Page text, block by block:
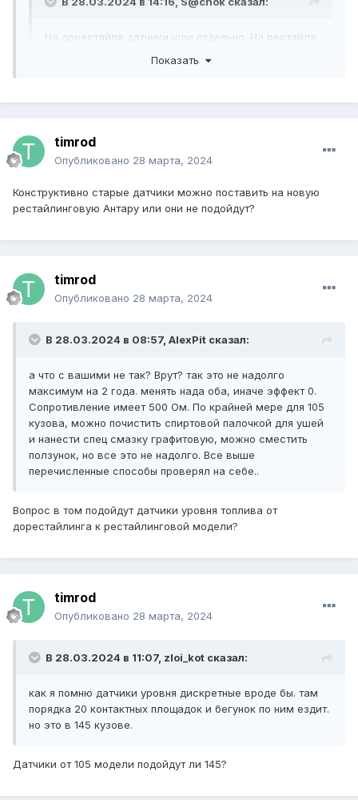
На дорестайле датчики шли отдельно. На рестайле
Антару подойдут?
Показать
timrod
Опубликовано 28 марта, 2024
Конструктивно старые датчики можно поставить на новую
рестайлинговую Антару или они не подойдут?
timrod
Опубликовано 28 марта, 2024
В 28.03.2024 в 08:57, AlexPit сказал:
а что с вашими не так? Врут? так это не надолго
максимум на 2 года. менять нада оба, иначе эффект 0.
Сопротивление имеет 500 Ом. По крайней мере для 105
кузова, можно почистить спиртовой палочкой для ушей
и нанести спец смазку графитовую, можно сместить
ползунок, но все это не надолго. Все выше
перечисленные способы проверял на себе..
Вопрос в том подойдут датчики уровня топлива от
дорестайлинга к рестайлинговой модели?
timrod
Опубликовано 28 марта, 2024
В 28.03.2024 в 11:07, zloi_kot сказал:
как я помню датчики уровня дискретные вроде бы. там
порядка 20 контактных площадок и бегунок по ним ездит.
но это в 145 кузове.
Датчики от 105 модели подойдут ли 145?